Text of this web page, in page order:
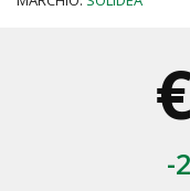
-